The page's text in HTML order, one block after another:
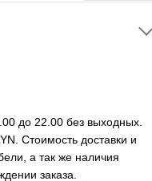
до 22.00 без выходных.
Стоимость доставки и
а так же наличия
заказа.